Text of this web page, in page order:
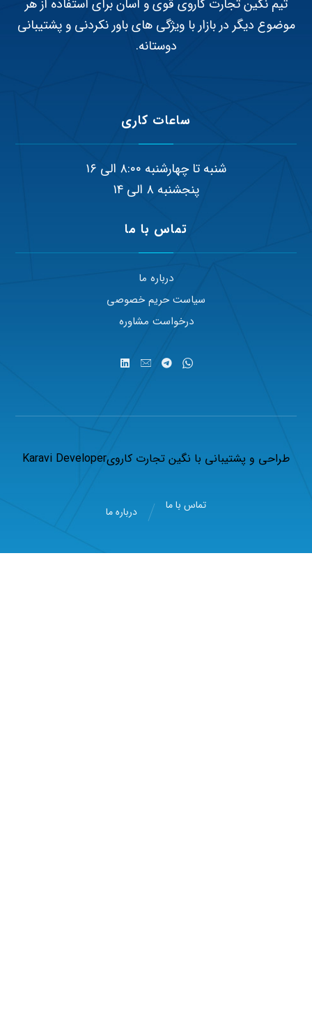
موضوع دیگر در بازار با ویژگی های باور نکردنی و پشتیبانی
دوستانه.
ساعات کاری
شنبه تا چهارشنبه ۸:۰۰ الی ۱۶
پنجشنبه ۸ الی ۱۴
تماس با ما
درباره ما
سیاست حریم خصوصی
درخواست مشاوره
طراحی و پشتیبانی با نگین تجارت کارویKaravi Developer
تماس با ما درباره ما